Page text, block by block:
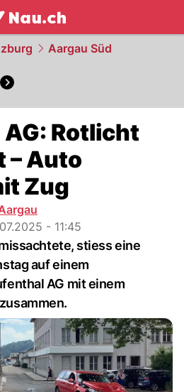
NAU.ch
Aargau Süd
Rotlicht
– Auto
Zug
- 11:45
stiess eine
auf einem
AG mit einem